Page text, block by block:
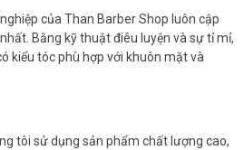
của Than Barber Shop luôn cập
Bằng kỹ thuật điêu luyện và sự tỉ mỉ,
kiểu tóc phù hợp với khuôn mặt và
tôi sử dụng sản phẩm chất lượng cao,